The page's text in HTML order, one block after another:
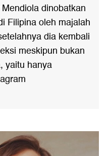
dinobatkan
Filipina oleh majalah
dia kembali
meskipun bukan
yaitu hanya